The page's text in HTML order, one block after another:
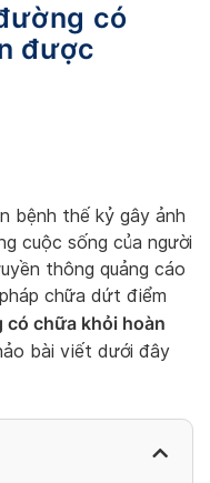
có
được
bệnh thế kỷ gây ảnh
cuộc sống của người
thông quảng cáo
chữa dứt điểm
có chữa khỏi hoàn
bài viết dưới đây